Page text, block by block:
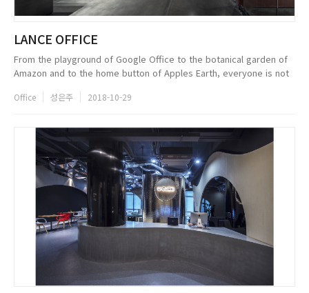
LANCE OFFICE
From the playground of Google Office to the botanical garden of
Amazon and to the home button of Apples Earth, everyone is not
that ...
Office 성은주 2018-10-29